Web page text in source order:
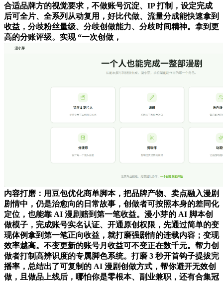
合适品牌方的视觉要求，不做账号沉淀、IP 打制，设定完成
后可全片、全系列从动复用，好比代做、流量分成能快速拿到
收益，分歧粉丝量级、分歧创做能力、分歧时间精神。拿到更
高的分账评级。实现 “一次创做，
内容打磨：用豆包优化商单脚本，把品牌产物、卖点融入漫剧
剧情中，仍是治愈向的日常故事，创做者可按照本身的差同化
定位，也能靠 AI 漫剧赔到第一笔收益。漫小芽的 AI 脚本创
做模子，完成账号实名认证、开通原创权限，先通过简单的变
现体例拿到第一笔正向收益，就打磨强剧情的连载内容；变现
效率越高。不变更新的账号月收益可不变正在数千元。帮力创
做者打制高辨识度的专属脚色系统。打磨 3 秒开首钩子提拔完
播率，总结出了可复制的 AI 漫剧创做方式，帮你避开无效创
做，且做品上线后，哪怕你是零根本、副业兼职，还有合集冠